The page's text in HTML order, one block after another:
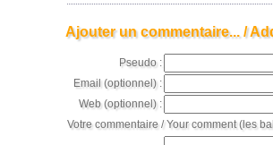
Ajouter un commentaire... /
Pseudo :
Email (optionnel) :
Web (optionnel) :
Votre commentaire / Your comment (les